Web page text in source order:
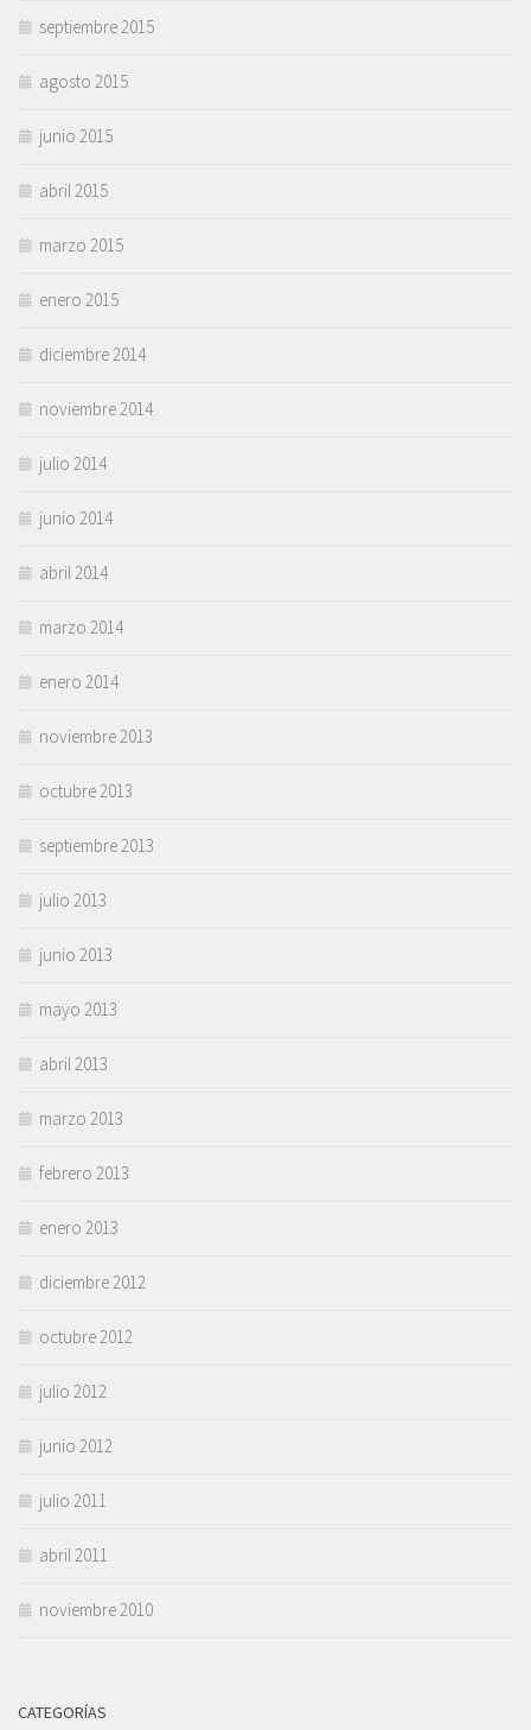
septiembre 2015
agosto 2015
junio 2015
abril 2015
marzo 2015
enero 2015
diciembre 2014
noviembre 2014
julio 2014
junio 2014
abril 2014
marzo 2014
enero 2014
noviembre 2013
octubre 2013
septiembre 2013
julio 2013
junio 2013
mayo 2013
abril 2013
marzo 2013
febrero 2013
enero 2013
diciembre 2012
octubre 2012
julio 2012
junio 2012
julio 2011
abril 2011
noviembre 2010
CATEGORÍAS